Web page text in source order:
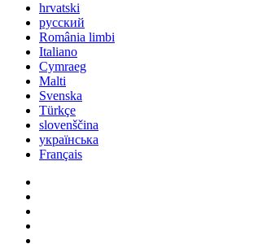
hrvatski
русский
România limbi
Italiano
Cymraeg
Malti
Svenska
Türkçe
slovenščina
українська
Français